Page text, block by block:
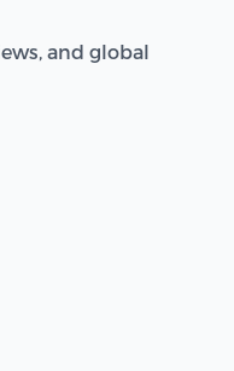
and global